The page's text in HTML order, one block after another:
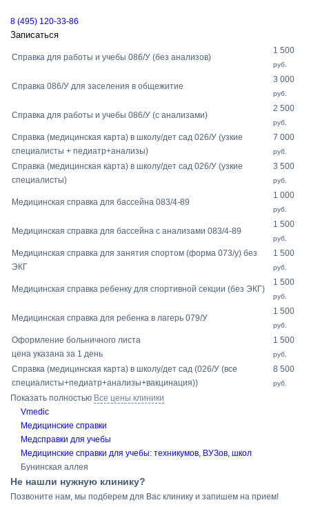
8 (495) 120-33-86
Записаться
Справка для работы и учебы 086/У (без анализов)
1 500
руб.
Справка 086/У для заселения в общежитие
3 000
руб.
Справка для работы и учебы 086/У (с анализами)
2 500
руб.
Справка (медицинская карта) в школу/дет сад 026/У (узкие
специалисты + педиатр+анализы)
7 000
руб.
Справка (медицинская карта) в школу/дет сад 026/У (узкие
специалисты)
3 500
руб.
Медицинская справка для бассейна 083/4-89
1 000
руб.
Медицинская справка для бассейна с анализами 083/4-89
1 500
руб.
Медицинская справка для занятия спортом (форма 073/у) без
ЭКГ
1 500
руб.
Медицинская справка ребенку для спортивной секции (без ЭКГ)
1 500
руб.
Медицинская справка для ребенка в лагерь 079/У
1 500
руб.
Оформление больничного листа
цена указана за 1 день
1 500
руб.
Справка (медицинская карта) в школу/дет сад (026/У (все
специалисты+педиатр+анализы+вакцинация))
8 500
руб.
Показать полностью Все цены клиники
Vmedic
Медицинские справки
Медсправки для учебы
Медицинские справки для учебы: техникумов, ВУЗов, школ
Бунинская аллея
Не нашли нужную клинику?
Позвоните нам, мы подберем для Вас клинику и запишем на прием!